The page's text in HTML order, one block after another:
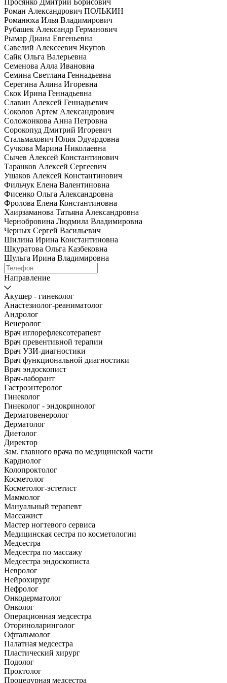
Просянко Дмитрий Борисович
Роман Александрович ПОЛЬКИН
Романюха Илья Владимирович
Рубашек Александр Германович
Рымар Диана Евгеньевна
Савелий Алексеевич Якупов
Сайк Ольга Валерьевна
Семенова Алла Ивановна
Семина Светлана Геннадьевна
Серегина Алина Игоревна
Скок Ирина Геннадьевна
Славин Алексей Геннадьевич
Соколов Артем Александрович
Соложонкова Анна Петровна
Сорокопуд Дмитрий Игоревич
Стальмахович Юлия Эдуардовна
Сучкова Марина Николаевна
Сычев Алексей Константинович
Таранков Алексей Сергеевич
Ушаков Алексей Константинович
Фильчук Елена Валентиновна
Фисенко Ольга Александровна
Фролова Елена Константиновна
Хаирзаманова Татьяна Александровна
Чернобровина Людмила Владимировна
Черных Сергей Васильевич
Шилина Ирина Константиновна
Шкуратова Ольга Казбековна
Шульга Ирина Владимировна
Направление
Акушер - гинеколог
Анастезиолог-реаниматолог
Андролог
Венеролог
Врач иглорефлексотерапевт
Врач превентивной терапии
Врач УЗИ-диагностики
Врач функциональной диагностики
Врач эндоскопист
Врач-лаборант
Гастроэнтеролог
Гинеколог
Гинеколог - эндокринолог
Дерматовенеролог
Дерматолог
Диетолог
Директор
Зам. главного врача по медицинской части
Кардиолог
Колопроктолог
Косметолог
Косметолог-эстетист
Маммолог
Мануальный терапевт
Массажист
Мастер ногтевого сервиса
Медицинская сестра по косметологии
Медсестра
Медсестра по массажу
Медсестра эндоскописта
Невролог
Нейрохирург
Нефролог
Онкодерматолог
Онколог
Операционная медсестра
Оториноларинголог
Офтальмолог
Палатная медсестра
Пластический хирург
Подолог
Проктолог
Процедурная медсестра